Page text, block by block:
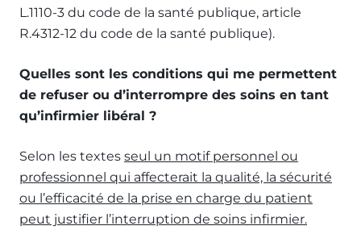
L.1110-3 du code de la santé publique, article
R.4312-12 du code de la santé publique).
Quelles sont les conditions qui me permettent
de refuser ou d’interrompre des soins en tant
qu’infirmier libéral ?
Selon les textes seul un motif personnel ou
professionnel qui affecterait la qualité, la sécurité
ou l’efficacité de la prise en charge du patient
peut justifier l’interruption de soins infirmier.